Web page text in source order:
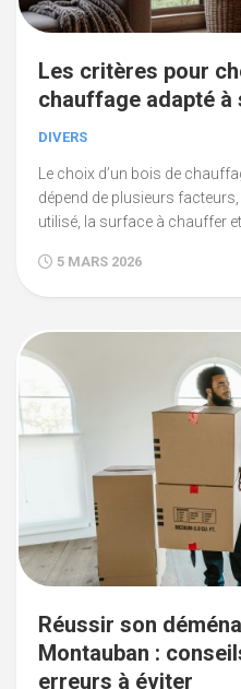
Les critères pour
chauffage adapté à
DIVERS
Le choix d’un bois de
dépend de plusieurs
utilisé, la surface à chauffer
5 MARS 2026
Réussir son
Montauban :
erreurs à éviter